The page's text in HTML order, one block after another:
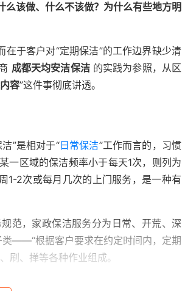
么该做、什么不该做？为什么有些地方明
于客户对“定期保洁”的工作边界缺少清
成都天均安洁保洁的实践为参照，从区
容”这件事彻底讲透。
”是相对于“日常保洁”工作而言的，习惯
区域的保洁频率小于每天1次，则列为
1-2次或每月几次的上门服务，是一种有
范，家政保洁服务分为日常、开荒、深
——“根据客户要求在约定时间内，定期
刷、掸等各种作业组成。
周期的表面清洁，预防灰尘和轻度污渍